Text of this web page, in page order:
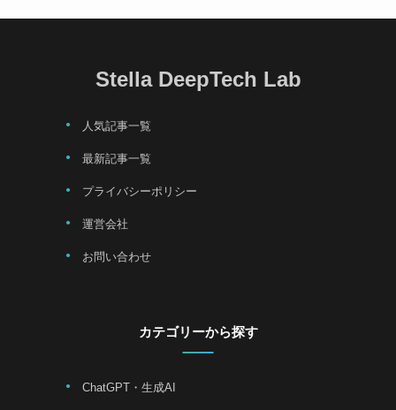
Stella DeepTech Lab
人気記事一覧
最新記事一覧
プライバシーポリシー
運営会社
お問い合わせ
カテゴリーから探す
ChatGPT・生成AI